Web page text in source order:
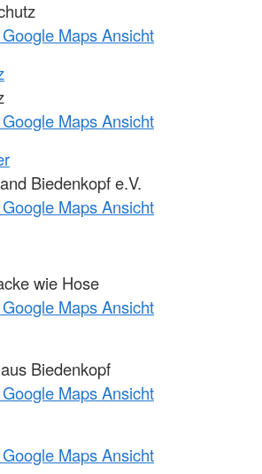
Maps Ansicht
Maps Ansicht
Biedenkopf e.V.
Maps Ansicht
wie Hose
Maps Ansicht
Biedenkopf
Maps Ansicht
Maps Ansicht